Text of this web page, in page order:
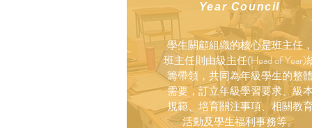
Year Council
學生關顧組織的核心是班主任
班主任則由級主任(Head of Year)
籌帶領，共同為年級學生的整
需要，訂立年級學習要求、級
規範、培育關注事項、相關教
活動及學生福利事務等。